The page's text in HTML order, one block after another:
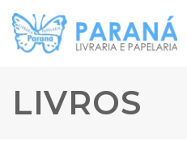
LIVROS